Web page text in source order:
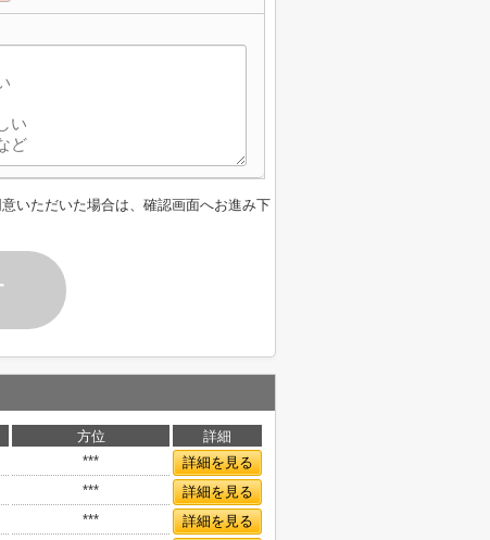
いただいた場合は、確認画面へお進み下
方位
詳細
***
詳細を見る
***
詳細を見る
***
詳細を見る